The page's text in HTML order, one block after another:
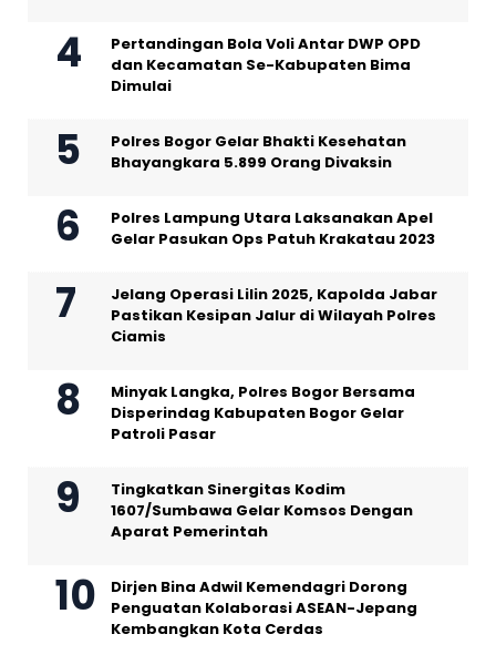
Pertandingan Bola Voli Antar DWP OPD
dan Kecamatan Se-Kabupaten Bima
Dimulai
Polres Bogor Gelar Bhakti Kesehatan
Bhayangkara 5.899 Orang Divaksin
Polres Lampung Utara Laksanakan Apel
Gelar Pasukan Ops Patuh Krakatau 2023
Jelang Operasi Lilin 2025, Kapolda Jabar
Pastikan Kesipan Jalur di Wilayah Polres
Ciamis
Minyak Langka, Polres Bogor Bersama
Disperindag Kabupaten Bogor Gelar
Patroli Pasar
Tingkatkan Sinergitas Kodim
1607/Sumbawa Gelar Komsos Dengan
Aparat Pemerintah
Dirjen Bina Adwil Kemendagri Dorong
Penguatan Kolaborasi ASEAN-Jepang
Kembangkan Kota Cerdas